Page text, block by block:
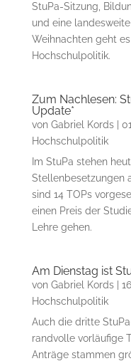
StuPa-Sitzung,
und eine
Weihnachten geht
Hochschulpolitik.
Zum Nachlesen:
Update*
von Gabriel Kords|
Hochschulpolitik
Im StuPa stehen
Stellenbesetzungen
sind 14 TOPs
einen Preis der
Lehre gehen.
Am Dienstag ist
von Gabriel Kords|
Hochschulpolitik
Auch die dritte
randvolle vorläufige
Anträge stammen